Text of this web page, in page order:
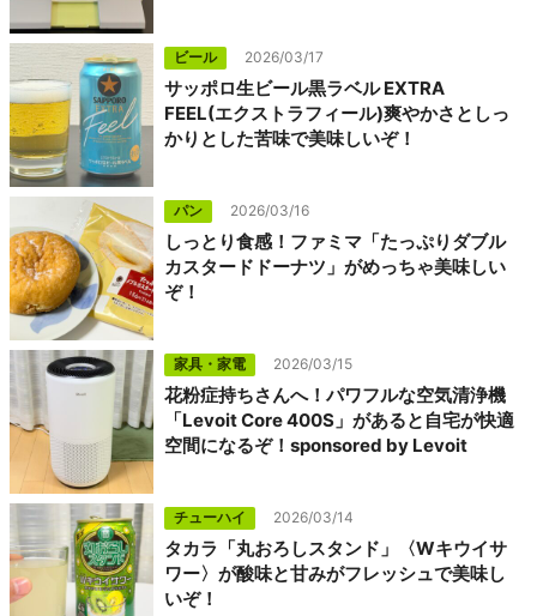
ビール 2026/03/17
サッポロ生ビール黒ラベル EXTRA
FEEL(エクストラフィール)爽やかさとしっ
かりとした苦味で美味しいぞ！
パン 2026/03/16
しっとり食感！ファミマ「たっぷりダブル
カスタードドーナツ」がめっちゃ美味しい
ぞ！
家具・家電 2026/03/15
花粉症持ちさんへ！パワフルな空気清浄機
「Levoit Core 400S」があると自宅が快適
空間になるぞ！sponsored by Levoit
チューハイ 2026/03/14
タカラ「丸おろしスタンド」〈Wキウイサ
ワー〉が酸味と甘みがフレッシュで美味し
いぞ！